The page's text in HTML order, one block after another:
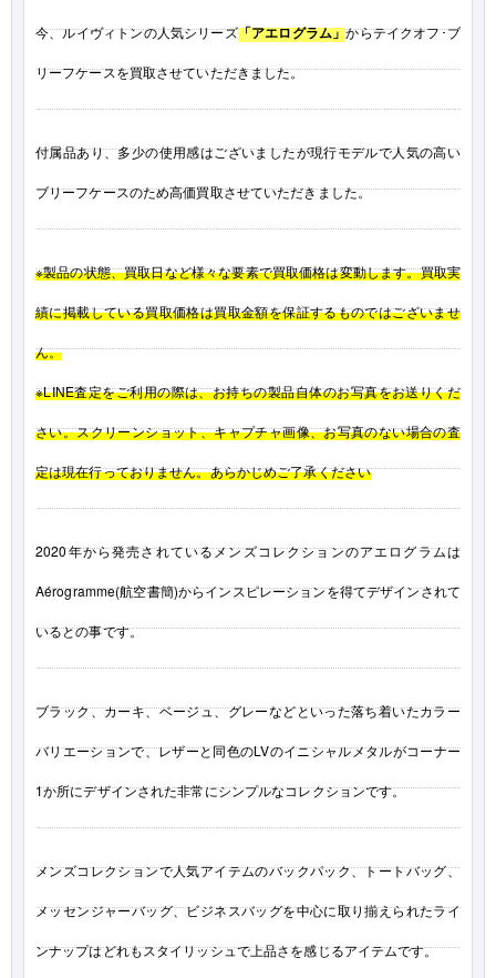
今、ルイヴィトンの人気シリーズ「アエログラム」からテイクオフ･ブ
リーフケースを買取させていただきました。
付属品あり、多少の使用感はございましたが現行モデルで人気の高い
ブリーフケースのため高価買取させていただきました。
※製品の状態、買取日など様々な要素で買取価格は変動します。買取実
績に掲載している買取価格は買取金額を保証するものではございませ
ん。
※LINE査定をご利用の際は、お持ちの製品自体のお写真をお送りくだ
さい。スクリーンショット、キャプチャ画像、お写真のない場合の査
定は現在行っておりません。あらかじめご了承ください
2020年から発売されているメンズコレクションのアエログラムは
Aérogramme(航空書簡)からインスピレーションを得てデザインされて
いるとの事です。
ブラック、カーキ、ベージュ、グレーなどといった落ち着いたカラー
バリエーションで、レザーと同色のLVのイニシャルメタルがコーナー
1か所にデザインされた非常にシンプルなコレクションです。
メンズコレクションで人気アイテムのバックパック、トートバッグ、
メッセンジャーバッグ、ビジネスバッグを中心に取り揃えられたライ
ンナップはどれもスタイリッシュで上品さを感じるアイテムです。